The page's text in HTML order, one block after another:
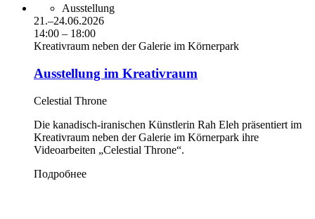
Ausstellung
21.–24.06.2026
14:00 – 18:00
Kreativraum neben der Galerie im Körnerpark
Ausstellung im Kreativraum
Celestial Throne
Die kanadisch-iranischen Künstlerin Rah Eleh präsentiert im
Kreativraum neben der Galerie im Körnerpark ihre
Videoarbeiten „Celestial Throne“.
Подробнее